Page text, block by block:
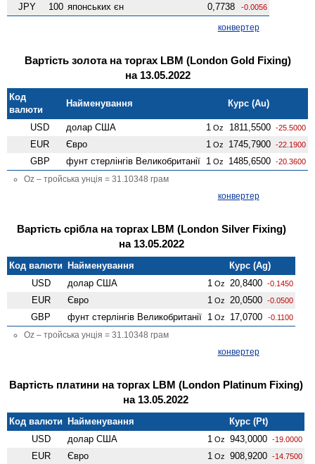
JPY 100 японських єн 0,7738 -0.0056
конвертер
Вартість золота на торгах LBM (London Gold Fixing)
на 13.05.2022
Код
валюти
Найменування Курс (Au)
USD долар США 1 Oz 1811,5500 -25.5000
EUR Євро 1 Oz 1745,7900 -22.1900
GBP фунт стерлінгів Велико­британії 1 Oz 1485,6500 -20.3600
Oz – тройська унція = 31.10348 грам
конвертер
Вартість срібла на торгах LBM (London Silver Fixing)
на 13.05.2022
Код валюти Найменування
Курс (Ag)
USD
долар США 1 Oz 20,8400 -0.1450
EUR Євро 1 Oz 20,0500 -0.0500
GBP фунт стерлінгів Велико­британії 1 Oz 17,0700 -0.1100
Oz – тройська унція = 31.10348 грам
конвертер
Вартість платини на торгах LBM (London Platinum Fixing)
на 13.05.2022
Код валюти Найменування
Курс (Pt)
USD
долар США 1 Oz 943,0000 -19.0000
EUR Євро 1 Oz 908,9200 -14.7500